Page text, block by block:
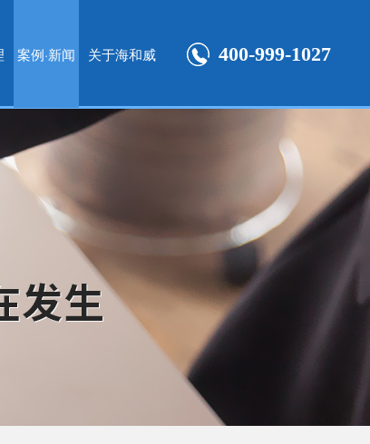
400-999-1027
案例·新闻 关于海和威